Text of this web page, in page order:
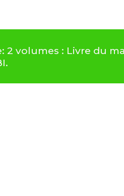
2 volumes : Livre du